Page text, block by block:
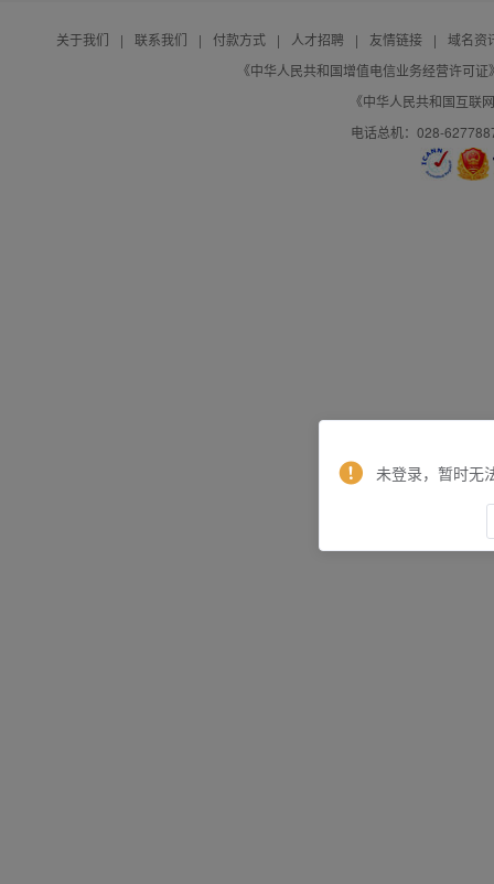
关于我们 | 联系我们 | 付款方式 | 人才招聘 | 友情链接 |
域名资
《中华人民共和国增值电信业务经营许可
《中华人民共和国互联
电话总机：028-
未登录，暂时无